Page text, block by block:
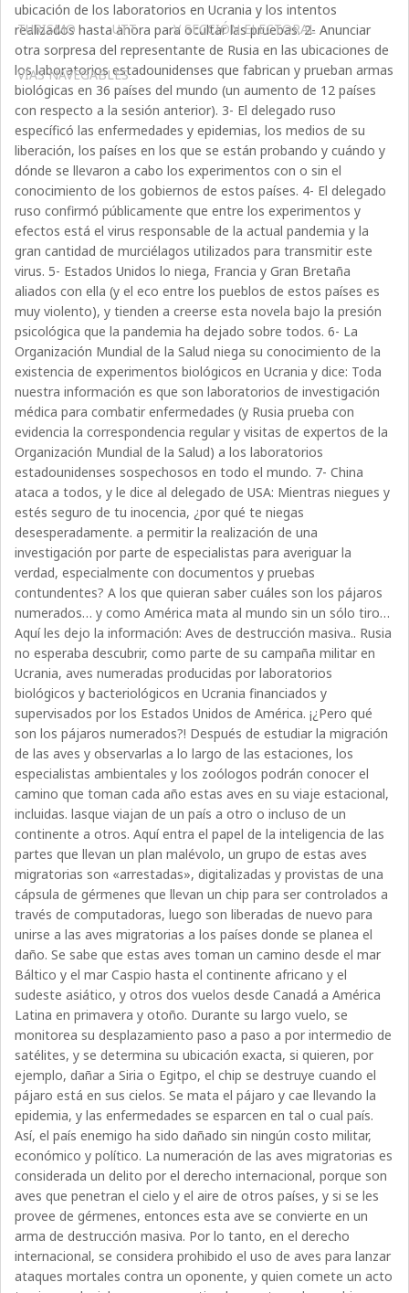
TURISMO UTT V SECCIÓN ELECTORAL
VÍAS NAVEGABLES
ubicación de los laboratorios en Ucrania y los intentos
realizados hasta ahora para ocultar las pruebas. 2- Anunciar
otra sorpresa del representante de Rusia en las ubicaciones de
los laboratorios estadounidenses que fabrican y prueban armas
biológicas en 36 países del mundo (un aumento de 12 países
con respecto a la sesión anterior). 3- El delegado ruso
específicó las enfermedades y epidemias, los medios de su
liberación, los países en los que se están probando y cuándo y
dónde se llevaron a cabo los experimentos con o sin el
conocimiento de los gobiernos de estos países. 4- El delegado
ruso confirmó públicamente que entre los experimentos y
efectos está el virus responsable de la actual pandemia y la
gran cantidad de murciélagos utilizados para transmitir este
virus. 5- Estados Unidos lo niega, Francia y Gran Bretaña
aliados con ella (y el eco entre los pueblos de estos países es
muy violento), y tienden a creerse esta novela bajo la presión
psicológica que la pandemia ha dejado sobre todos. 6- La
Organización Mundial de la Salud niega su conocimiento de la
existencia de experimentos biológicos en Ucrania y dice: Toda
nuestra información es que son laboratorios de investigación
médica para combatir enfermedades (y Rusia prueba con
evidencia la correspondencia regular y visitas de expertos de la
Organización Mundial de la Salud) a los laboratorios
estadounidenses sospechosos en todo el mundo. 7- China
ataca a todos, y le dice al delegado de USA: Mientras niegues y
estés seguro de tu inocencia, ¿por qué te niegas
desesperadamente. a permitir la realización de una
investigación por parte de especialistas para averiguar la
verdad, especialmente con documentos y pruebas
contundentes? A los que quieran saber cuáles son los pájaros
numerados… y como América mata al mundo sin un sólo tiro…
Aquí les dejo la información: Aves de destrucción masiva.. Rusia
no esperaba descubrir, como parte de su campaña militar en
Ucrania, aves numeradas producidas por laboratorios
biológicos y bacteriológicos en Ucrania financiados y
supervisados por los Estados Unidos de América. ¡¿Pero qué
son los pájaros numerados?! Después de estudiar la migración
de las aves y observarlas a lo largo de las estaciones, los
especialistas ambientales y los zoólogos podrán conocer el
camino que toman cada año estas aves en su viaje estacional,
incluidas. lasque viajan de un país a otro o incluso de un
continente a otros. Aquí entra el papel de la inteligencia de las
partes que llevan un plan malévolo, un grupo de estas aves
migratorias son «arrestadas», digitalizadas y provistas de una
cápsula de gérmenes que llevan un chip para ser controlados a
través de computadoras, luego son liberadas de nuevo para
unirse a las aves migratorias a los países donde se planea el
daño. Se sabe que estas aves toman un camino desde el mar
Báltico y el mar Caspio hasta el continente africano y el
sudeste asiático, y otros dos vuelos desde Canadá a América
Latina en primavera y otoño. Durante su largo vuelo, se
monitorea su desplazamiento paso a paso a por intermedio de
satélites, y se determina su ubicación exacta, si quieren, por
ejemplo, dañar a Siria o Egitpo, el chip se destruye cuando el
pájaro está en sus cielos. Se mata el pájaro y cae llevando la
epidemia, y las enfermedades se esparcen en tal o cual país.
Así, el país enemigo ha sido dañado sin ningún costo militar,
económico y político. La numeración de las aves migratorias es
considerada un delito por el derecho internacional, porque son
aves que penetran el cielo y el aire de otros países, y si se les
provee de gérmenes, entonces esta ave se convierte en un
arma de destrucción masiva. Por lo tanto, en el derecho
internacional, se considera prohibido el uso de aves para lanzar
ataques mortales contra un oponente, y quien comete un acto